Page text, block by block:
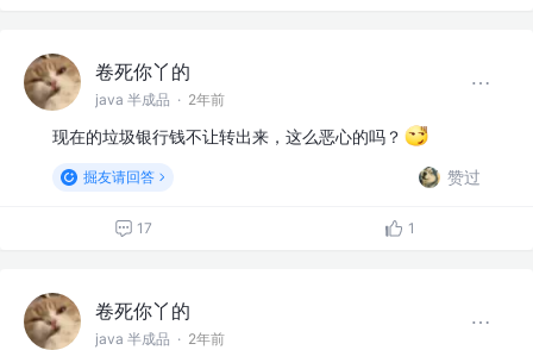
卷死你丫的
java 半成品 · 2年前
现在的垃圾银行钱不让转出来，这么恶心的吗？
掘友请回答 赞过
17 1
卷死你丫的
java 半成品 · 2年前